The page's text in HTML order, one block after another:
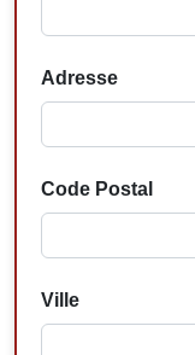
Adresse
Code Postal
Ville